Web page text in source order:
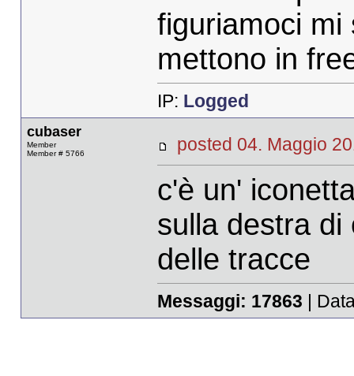
figuriamoci mi
mettono in
IP: Logged
cubaser
Member
Member # 5766
posted 04. Maggio
c'è un'
sulla destra di
delle tracce
Messaggi: 17863 |